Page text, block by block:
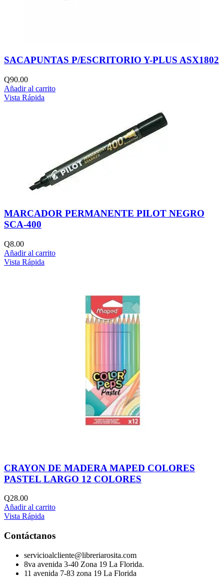
SACAPUNTAS P/ESCRITORIO Y-PLUS ASX1802
Q90.00
Añadir al carrito
Vista Rápida
MARCADOR PERMANENTE PILOT NEGRO
SCA-400
Q8.00
Añadir al carrito
Vista Rápida
CRAYON DE MADERA MAPED COLORES
PASTEL LARGO 12 COLORES
Q28.00
Añadir al carrito
Vista Rápida
Contáctanos
servicioalcliente@libreriarosita.com
8va avenida 3-40 Zona 19 La Florida.
11 avenida 7-83 zona 19 La Florida